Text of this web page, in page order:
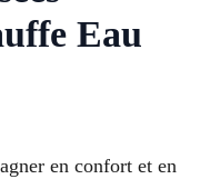
Eau
en confort et en